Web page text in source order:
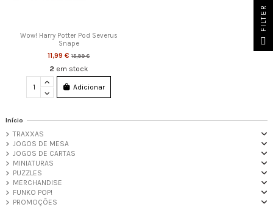
Wow! Harry Potter Pod Severus
Snape
11,99 €15,99 €
2 em stock
Adicionar
Início
TRAXXAS
JOGOS DE MESA
JOGOS DE CARTAS
MINIATURAS
PUZZLES
MERCHANDISE
FUNKO POP!
PROMOÇÕES
FILTER